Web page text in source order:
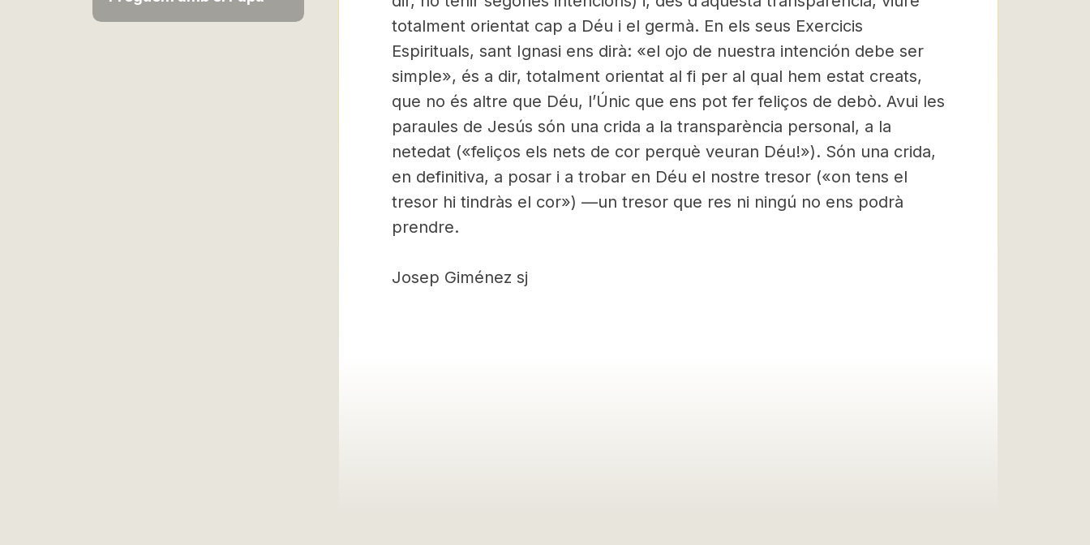
totalment orientat cap a Déu i el germà. En els seus Exercicis
Espirituals, sant Ignasi ens dirà: «el ojo de nuestra intención debe ser
simple», és a dir, totalment orientat al fi per al qual hem estat creats,
que no és altre que Déu, l’Únic que ens pot fer feliços de debò. Avui les
paraules de Jesús són una crida a la transparència personal, a la
netedat («feliços els nets de cor perquè veuran Déu!»). Són una crida,
en definitiva, a posar i a trobar en Déu el nostre tresor («on tens el
tresor hi tindràs el cor») —un tresor que res ni ningú no ens podrà
prendre.
Josep Giménez sj